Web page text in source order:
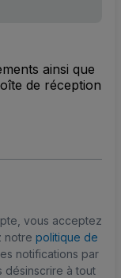
ainsi que
de réception
vous acceptez
notre politique de
notifications par
désinscrire à tout